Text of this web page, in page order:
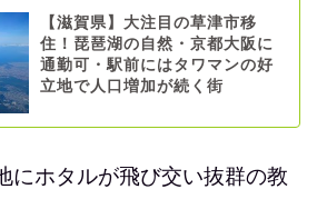
【滋賀県】大注目の草津市移
住！琵琶湖の自然・京都大阪に
通勤可・駅前にはタワマンの好
立地で人口増加が続く街
にホタルが飛び交い抜群の教